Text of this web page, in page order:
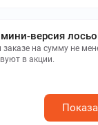
версия
на сумму не
в акции.